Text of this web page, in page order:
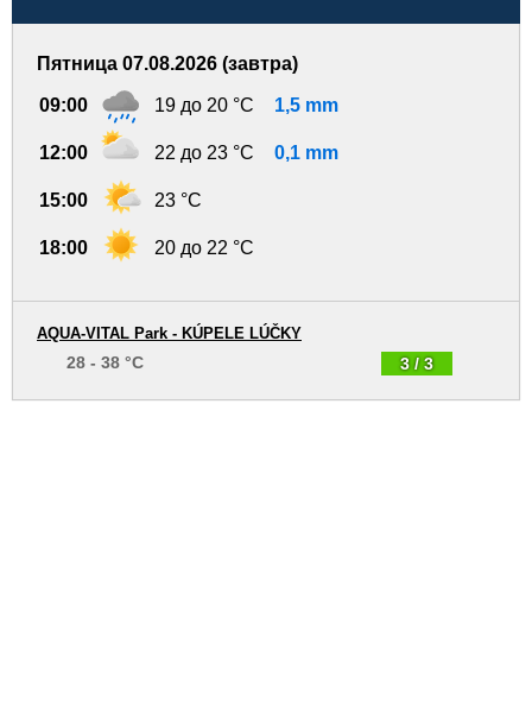
Пятница 07.08.2026 (завтра)
09:00 19 до 20 °C 1,5 mm
12:00 22 до 23 °C 0,1 mm
15:00 23 °C
18:00 20 до 22 °C
3 / 3
AQUA-VITAL Park - KÚPELE LÚČKY
28 - 38 °C